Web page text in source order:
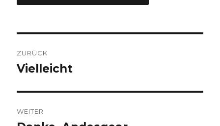
ZURÜCK
Vorheriger
Vielleicht
WEITER